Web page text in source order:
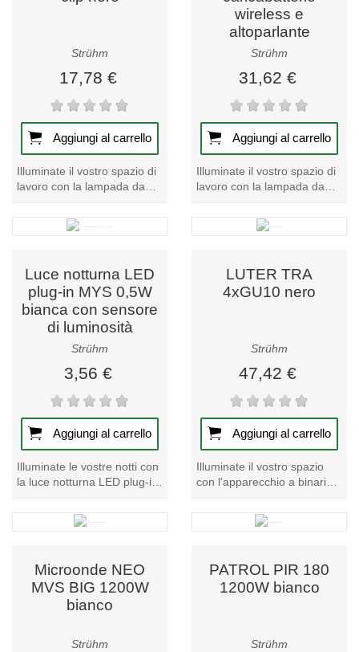
Strühm
17,78 €
Aggiungi al carrello
Illuminate il vostro spazio di
lavoro con la lampada da
tavolo a LED RONI Flex
Clip-On Black, un pezzo
forte della...
wireless e
altoparlante
Bluetooth portatile
Strühm
31,62 €
Aggiungi al carrello
Illuminate il vostro spazio di
lavoro con la lampada da
tavolo a LED SATURN, una
lampada da tavolo che
funge anche da...
Luce notturna LED
plug-in MYS 0,5W
bianca con sensore
di luminosità
Strühm
3,56 €
Aggiungi al carrello
Illuminate le vostre notti con
la luce notturna LED plug-in
MYS 0,5W in bianco. La luce
viene rilevata...
LUTER TRA
4xGU10 nero
Strühm
47,42 €
Aggiungi al carrello
Illuminate il vostro spazio
con l'apparecchio a binario
LUTER TRA 4xGU10 nero.
Questo esclusivo
apparecchio a binario...
Microonde NEO
MVS BIG 1200W
bianco
Strühm
PATROL PIR 180
1200W bianco
Strühm